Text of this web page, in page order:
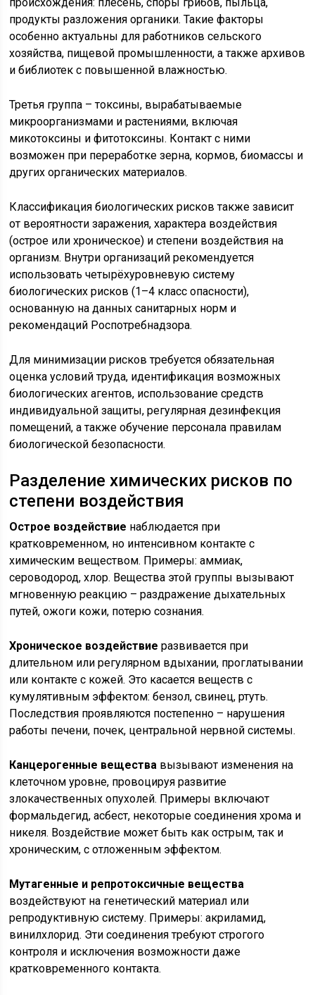
продукты разложения органики. Такие факторы
особенно актуальны для работников сельского
хозяйства, пищевой промышленности, а также архивов
и библиотек с повышенной влажностью.
Третья группа – токсины, вырабатываемые
микроорганизмами и растениями, включая
микотоксины и фитотоксины. Контакт с ними
возможен при переработке зерна, кормов, биомассы и
других органических материалов.
Классификация биологических рисков также зависит
от вероятности заражения, характера воздействия
(острое или хроническое) и степени воздействия на
организм. Внутри организаций рекомендуется
использовать четырёхуровневую систему
биологических рисков (1–4 класс опасности),
основанную на данных санитарных норм и
рекомендаций Роспотребнадзора.
Для минимизации рисков требуется обязательная
оценка условий труда, идентификация возможных
биологических агентов, использование средств
индивидуальной защиты, регулярная дезинфекция
помещений, а также обучение персонала правилам
биологической безопасности.
Разделение химических рисков по
степени воздействия
Острое воздействие наблюдается при
кратковременном, но интенсивном контакте с
химическим веществом. Примеры: аммиак,
сероводород, хлор. Вещества этой группы вызывают
мгновенную реакцию – раздражение дыхательных
путей, ожоги кожи, потерю сознания.
Хроническое воздействие развивается при
длительном или регулярном вдыхании, проглатывании
или контакте с кожей. Это касается веществ с
кумулятивным эффектом: бензол, свинец, ртуть.
Последствия проявляются постепенно – нарушения
работы печени, почек, центральной нервной системы.
Канцерогенные вещества вызывают изменения на
клеточном уровне, провоцируя развитие
злокачественных опухолей. Примеры включают
формальдегид, асбест, некоторые соединения хрома и
никеля. Воздействие может быть как острым, так и
хроническим, с отложенным эффектом.
Мутагенные и репротоксичные вещества
воздействуют на генетический материал или
репродуктивную систему. Примеры: акриламид,
винилхлорид. Эти соединения требуют строгого
контроля и исключения возможности даже
кратковременного контакта.